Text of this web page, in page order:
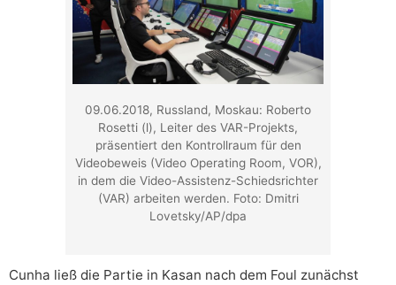
09.06.2018, Russland, Moskau: Roberto
Rosetti (l), Leiter des VAR-Projekts,
präsentiert den Kontrollraum für den
Videobeweis (Video Operating Room, VOR),
in dem die Video-Assistenz-Schiedsrichter
(VAR) arbeiten werden. Foto: Dmitri
Lovetsky/AP/dpa
Cunha ließ die Partie in Kasan nach dem Foul zunächst